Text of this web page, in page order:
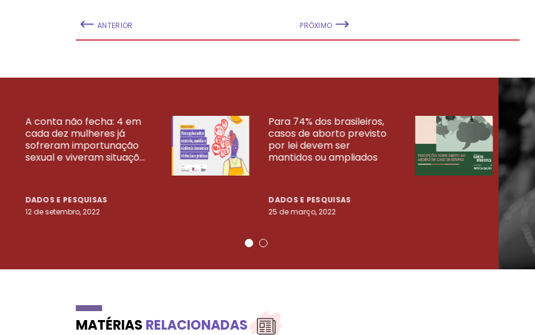
ANTERIOR PRÓXIMO
A conta não fecha: 4 em
cada dez mulheres já
sofreram importunação
sexual e viveram situaçõ...
DADOS E PESQUISAS
12 de setembro, 2022
Para 74% dos brasileiros,
casos de aborto previsto
por lei devem ser
mantidos ou ampliados
DADOS E PESQUISAS
25 de março, 2022
23
VEJA MAIS PESQUISAS
MATÉRIAS RELACIONADAS